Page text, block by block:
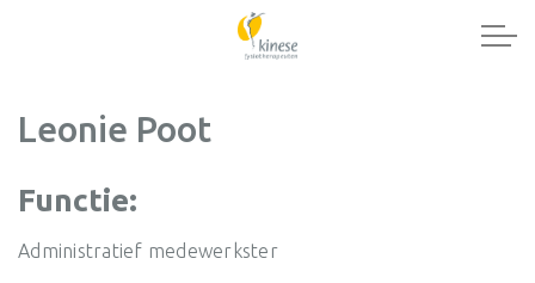
Leonie Poot
Functie:
Administratief medewerkster